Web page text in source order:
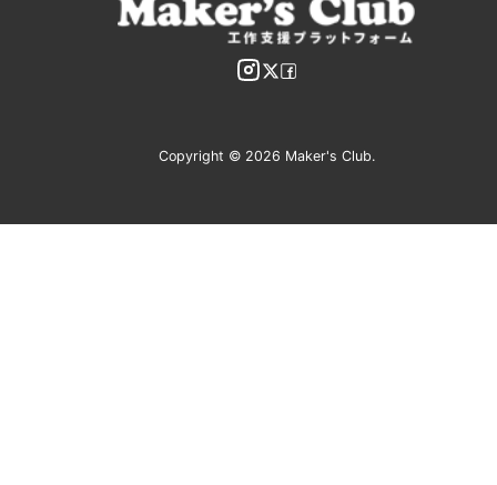
Copyright © 2026 Maker's Club.